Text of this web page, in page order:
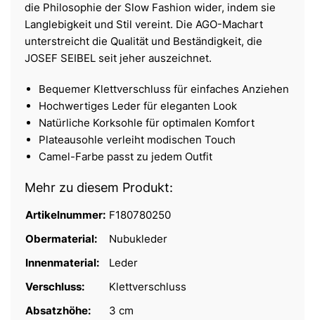
die Philosophie der Slow Fashion wider, indem sie
Langlebigkeit und Stil vereint. Die AGO-Machart
unterstreicht die Qualität und Beständigkeit, die
JOSEF SEIBEL seit jeher auszeichnet.
Bequemer Klettverschluss für einfaches Anziehen
Hochwertiges Leder für eleganten Look
Natürliche Korksohle für optimalen Komfort
Plateausohle verleiht modischen Touch
Camel-Farbe passt zu jedem Outfit
Mehr zu diesem Produkt:
Artikelnummer: F180780250
Obermaterial:
Nubukleder
Innenmaterial:
Leder
Verschluss:
Klettverschluss
Absatzhöhe:
3 cm